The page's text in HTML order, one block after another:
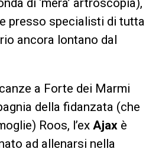
presso specialisti di tutta
ancora lontano dal
a Forte dei Marmi
della fidanzata (che
Roos, l’ex Ajax è
ad allenarsi nella